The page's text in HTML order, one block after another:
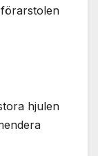
hjulen
innehåll